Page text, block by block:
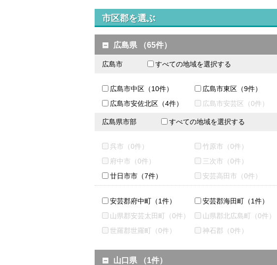
市区郡を選ぶ
広島県 （65件）
広島市 すべての地域を選択する
広島市中区（10件） 広島市東区（9件）
広島市安佐北区（4件）
広島市安芸区（0件）
広島県市部 すべての地域を選択する
呉市（0件） 竹原市（0件）
府中市（0件）
三次市（0件）
廿日市市（7件）
安芸高田市（0件）
安芸郡府中町（1件） 安芸郡海田町（1件）
山県郡安芸太田町（0件）
山県郡北広島町（0件）
世羅郡世羅町（0件）
神石郡（0件）
山口県 （1件）